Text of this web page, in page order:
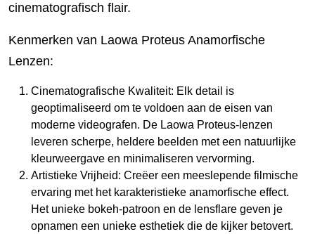
cinematografisch flair.
Kenmerken van Laowa Proteus Anamorfische
Lenzen:
Cinematografische Kwaliteit: Elk detail is
geoptimaliseerd om te voldoen aan de eisen van
moderne videografen. De Laowa Proteus-lenzen
leveren scherpe, heldere beelden met een natuurlijke
kleurweergave en minimaliseren vervorming.
Artistieke Vrijheid: Creëer een meeslepende filmische
ervaring met het karakteristieke anamorfische effect.
Het unieke bokeh-patroon en de lensflare geven je
opnamen een unieke esthetiek die de kijker betovert.